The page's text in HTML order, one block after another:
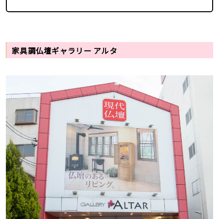
家具調仏壇ギャラリー アルタ